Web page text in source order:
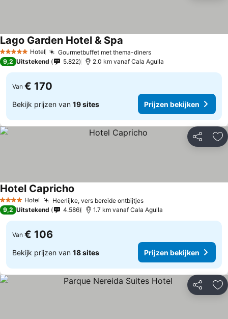
5 Sterren Hotel Gourmetbuffet met thema-diners
Lago Garden Hotel & Spa
9,2 Uitstekend 5.822 2.0 km vanaf Cala Agulla
Van € 170
Bekijk prijzen van 19 sites Prijzen bekijken
Delen
4 SterrenHotel Heerlijke, vers bereide ontbijtjes
Hotel Capricho
9,2 Uitstekend 4.586 1.7 km vanaf Cala Agulla
Van € 106
Bekijk prijzen van 18 sites Prijzen bekijken
Delen